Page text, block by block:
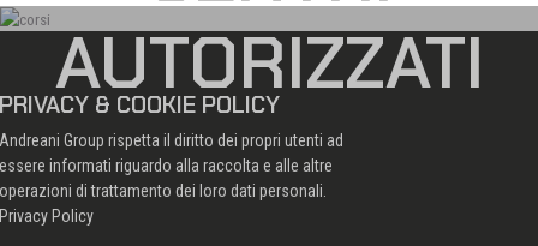
AUTORIZZATI
PRIVACY & COOKIE POLICY
Andreani Group rispetta il diritto dei propri utenti ad
essere informati riguardo alla raccolta e alle altre
operazioni di trattamento dei loro dati personali.
Privacy Policy